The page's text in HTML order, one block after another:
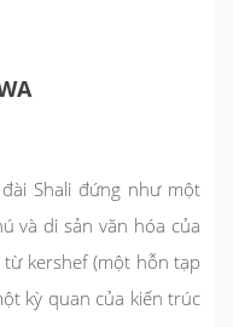
Shali đứng như một
và di sản văn hóa của
từ kershef (một hỗn tạp
kỳ quan của kiến trúc